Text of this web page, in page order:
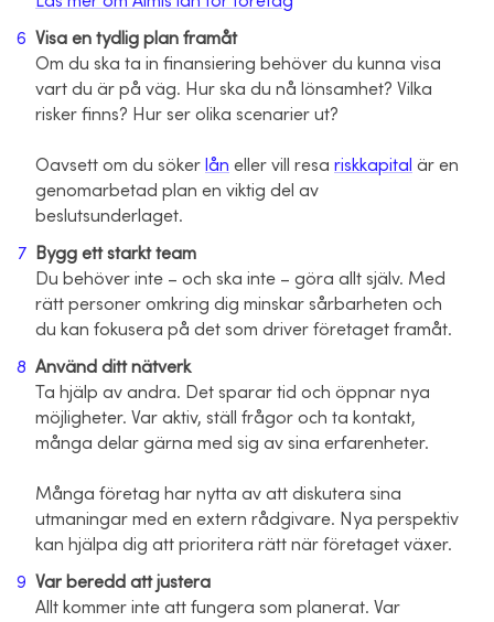
Visa en tydlig plan framåt
Om du ska ta in finansiering behöver du kunna visa
vart du är på väg. Hur ska du nå lönsamhet? Vilka
risker finns? Hur ser olika scenarier ut?
Oavsett om du söker lån eller vill resa riskkapital är en
genomarbetad plan en viktig del av
beslutsunderlaget.
Bygg ett starkt team
Du behöver inte – och ska inte – göra allt själv. Med
rätt personer omkring dig minskar sårbarheten och
du kan fokusera på det som driver företaget framåt.
Använd ditt nätverk
Ta hjälp av andra. Det sparar tid och öppnar nya
möjligheter. Var aktiv, ställ frågor och ta kontakt,
många delar gärna med sig av sina erfarenheter.
Många företag har nytta av att diskutera sina
utmaningar med en extern rådgivare. Nya perspektiv
kan hjälpa dig att prioritera rätt när företaget växer.
Var beredd att justera
Allt kommer inte att fungera som planerat. Var